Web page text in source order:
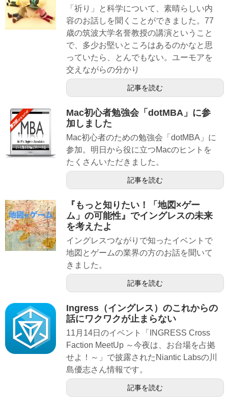
「祈り」と科学について、素晴らしい内
容のお話しを聞くことができました。77
歳の筑波大学名誉教授の講演ということ
で、多少お堅いところはあるのかなと思
っていたら、とんでもない。ユーモアを
交えながらの分かり
記事を読む
Mac初心者勉強会「dotMBA」に参
加しました
Mac初心者のための勉強会「dotMBA」に
参加。明日から役に立つMacのヒントを
たくさんいただきました。
記事を読む
『もっと知りたい！「地図×ゲー
ム」の可能性』でイングレスの未来
を考えたよ
イングレスつながりで知ったイベントで
地図とゲームの業界の方のお話を聞いて
きました。
記事を読む
Ingress（イングレス）のこれからの
話にワクワクが止まらない
11月14日のイベント「INGRESS Cross
Faction MeetUp ～今夜は、お台場を占拠
せよ！～」で披露されたNiantic Labsの川
島優志さん情報です。
記事を読む